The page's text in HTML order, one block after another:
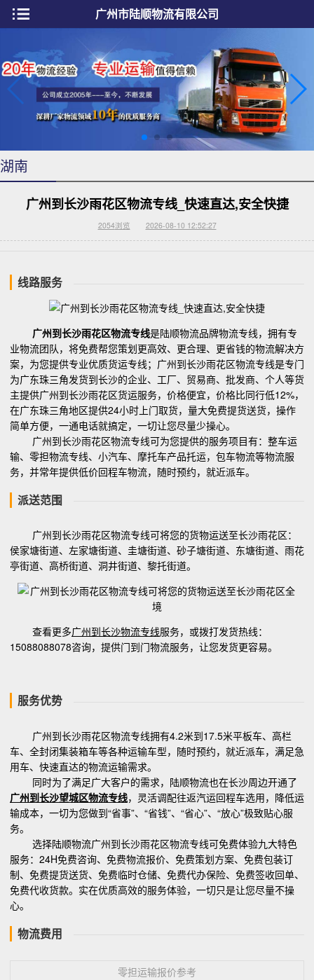
广州市陆顺物流有限公司
湖南
广州到长沙雨花区物流专线_快速直达,安全快捷
2054浏览 2026-08-10 12:52:27
线路服务
广州到长沙雨花区物流专线是陆顺物流品牌物流专线，拥有专
业物流团队，将免费帮您策划更高效、更合理、更省钱的物流解决方
案，为您提供专业优质货运专线；广州到长沙雨花区物流专线是专门
为广东珠三角发货到长沙的企业、工厂、贸易商、批发商、个人等货
主提供广州到长沙雨花区货运服务，价格便宜，价格比同行低12%，
在广东珠三角地区提供24小时上门取货，量大免费提货送货，操作
简单方便，一通电话就搞定，一切让您尽量少操心。
广州到长沙雨花区物流专线可为您提供的服务项目有：整车运
输、零担物流专线、小汽车、摩托车产品托运，包车物流等物流服
务，并常年提供低价回程车物流，随时预约，就近派车。
派送范围
广州到长沙雨花区物流专线可将您的货物运送至长沙雨花区：
侯家塘街道、左家塘街道、圭塘街道、砂子塘街道、东塘街道、雨花
亭街道、高桥街道、洞井街道、黎托街道。
查看更多广州到长沙物流专线服务，或拨打发货热线：
15088088078咨询，提供门到门物流服务，让您发货更容易。
服务优势
广州到长沙雨花区物流专线拥有4.2米到17.5米平板车、高栏
车、全封闭集装箱车等各种运输车型，随时预约，就近派车，满足急
用车、快速直达的物流运输需求。
同时为了满足广大客户的需求，陆顺物流也在长沙周边开通了
广州到长沙望城区物流专线，灵活调配往返汽运回程车选用，降低运
输成本，一切为您做到“省事”、“省钱”、“省心”、“放心”极致贴心服
务。
选择陆顺物流广州到长沙雨花区物流专线可免费体验九大特色
服务：24H免费咨询、免费物流报价、免费策划方案、免费包装订
制、免费提货送货、免费临时仓储、免费代办保险、免费签收回单、
免费代收货款。实在优质高效的服务体验，一切只是让您尽量不操
心。
物流费用
零担运输报价参考